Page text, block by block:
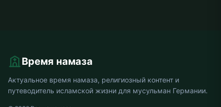
Время намаза
Актуальное время намаза, религиозный контент и
путеводитель исламской жизни для мусульман Германии.